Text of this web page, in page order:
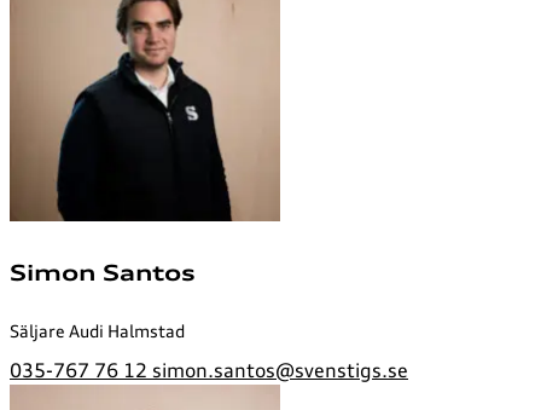
Simon Santos
Säljare Audi Halmstad
035-767 76 12 simon.santos@svenstigs.se